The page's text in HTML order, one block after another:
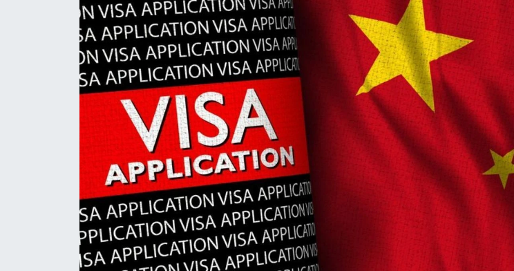
Gündem
Xinhua Türkiye
Seyahat